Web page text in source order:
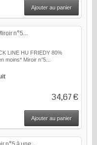
Ajouter au panier
n°5...
LINE HU FRIEDY 80%
moins* Miroir n°5...
34,67 €
Ajouter au panier